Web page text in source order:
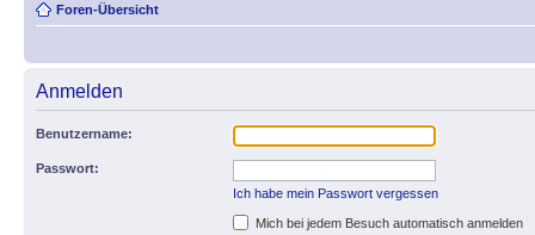
Foren-Übersicht
Anmelden
Benutzername:
Passwort:
Ich habe mein Passwort vergessen
Mich bei jedem Besuch automatisch anmelden